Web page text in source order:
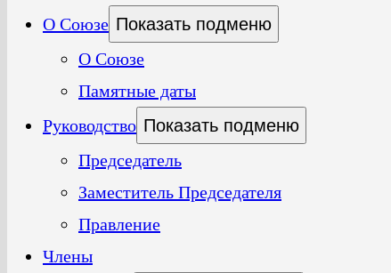
О Союзе Показать подменю
О Союзе
Памятные даты
Руководство Показать подменю
Председатель
Заместитель Председателя
Правление
Члены